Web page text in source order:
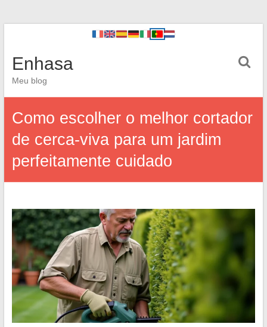
Enhasa
Meu blog
Como escolher o melhor cortador
de cerca-viva para um jardim
perfeitamente cuidado